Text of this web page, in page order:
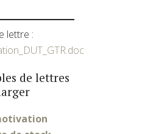
lettre :
de lettres